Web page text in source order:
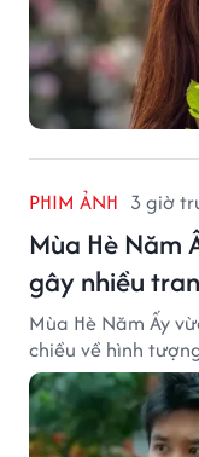
PHIM ẢNH 3 giờ
Mùa Hè Năm
gây nhiều
Mùa Hè Năm Ấy
chiều về hình